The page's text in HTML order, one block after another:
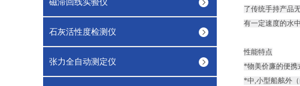
石灰活性度检测仪
张力全自动测定仪
了传统手持产品
有一定速度的水
性能特点
*物美价廉的便携
*中,小型船舷外